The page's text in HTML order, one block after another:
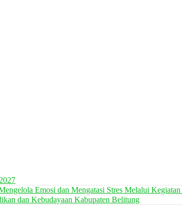
Emosi dan Mengatasi Stres Melalui
dan Kebudayaan Kabupaten Belitung